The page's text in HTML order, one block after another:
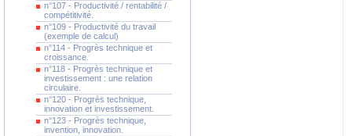
n°107 - Productivité / rentabilité /
compétitivité.
n°109 - Productivité du travail
(exemple de calcul)
n°114 - Progrès technique et
croissance.
n°118 - Progrès technique et
investissement : une relation
circulaire.
n°120 - Progrès technique,
innovation et investissement.
n°123 - Progrès technique,
invention, innovation.